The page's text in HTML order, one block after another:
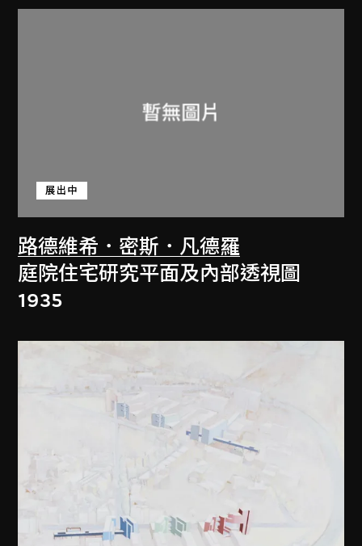
路德維希．密斯．凡德羅
展出中
庭院住宅研究平面及內部透視圖
1935